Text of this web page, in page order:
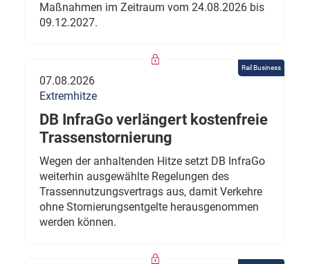
Maßnahmen im Zeitraum vom 24.08.2026 bis
09.12.2027.
Rail Business
07.08.2026
Extremhitze
DB InfraGo verlängert kostenfreie
Trassenstornierung
Wegen der anhaltenden Hitze setzt DB InfraGo
weiterhin ausgewählte Regelungen des
Trassennutzungsvertrags aus, damit Verkehre
ohne Stornierungsentgelte herausgenommen
werden können.